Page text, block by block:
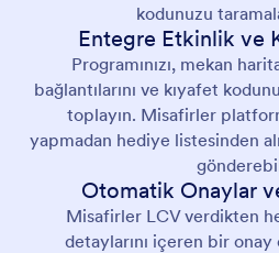
kodunuzu
Entegre Etkinlik ve
Programınızı, mekan
bağlantılarını ve kıyafet
toplayın. Misafirler
yapmadan hediye listesinden
Otomatik Onaylar
Misafirler LCV verdikten
detaylarını içeren bir onay